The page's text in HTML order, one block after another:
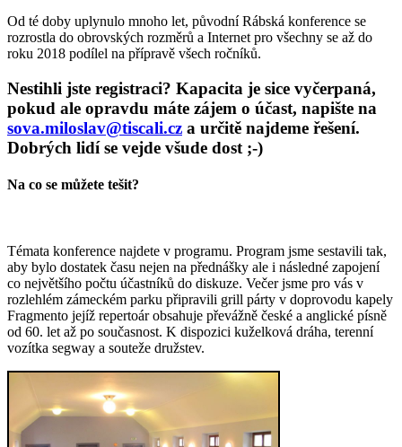
Od té doby uplynulo mnoho let, původní Rábská konference se
rozrostla do obrovských rozměrů a Internet pro všechny se až do
roku 2018 podílel na přípravě všech ročníků.
Nestihli jste registraci? Kapacita je sice vyčerpaná,
pokud ale opravdu máte zájem o účast, napište na
sova.miloslav@tiscali.cz a určitě najdeme řešení.
Dobrých lidí se vejde všude dost ;-)
Na co se můžete tešit?
Témata konference najdete v programu. Program jsme sestavili tak,
aby bylo dostatek času nejen na přednášky ale i následné zapojení
co největšího počtu účastníků do diskuze. Večer jsme pro vás v
rozlehlém zámeckém parku připravili grill párty v doprovodu kapely
Fragmento jejíž repertoár obsahuje převážně české a anglické písně
od 60. let až po současnost. K dispozici kuželková dráha, terenní
vozítka segway a souteže družstev.